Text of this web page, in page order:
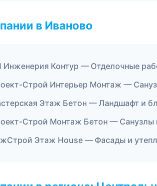
в Иваново
Инженерия Контур — Отделочные
Строй Интерьер Монтаж —
Этаж Бетон — Ландшафт и
Строй Монтаж Бетон — Санузлы
Этаж House — Фасады и